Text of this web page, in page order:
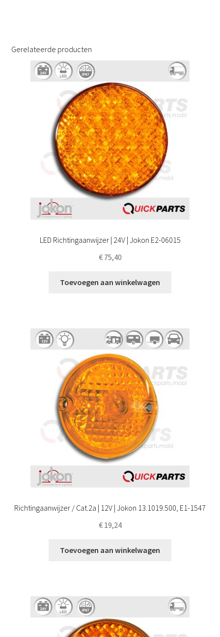
Gerelateerde producten
LED Richtingaanwijzer | 24V | Jokon E2-06015
€75,40
Toevoegen aan winkelwagen
Richtingaanwijzer / Cat.2a | 12V | Jokon 13.1019.500, E1-1547
€19,24
Toevoegen aan winkelwagen